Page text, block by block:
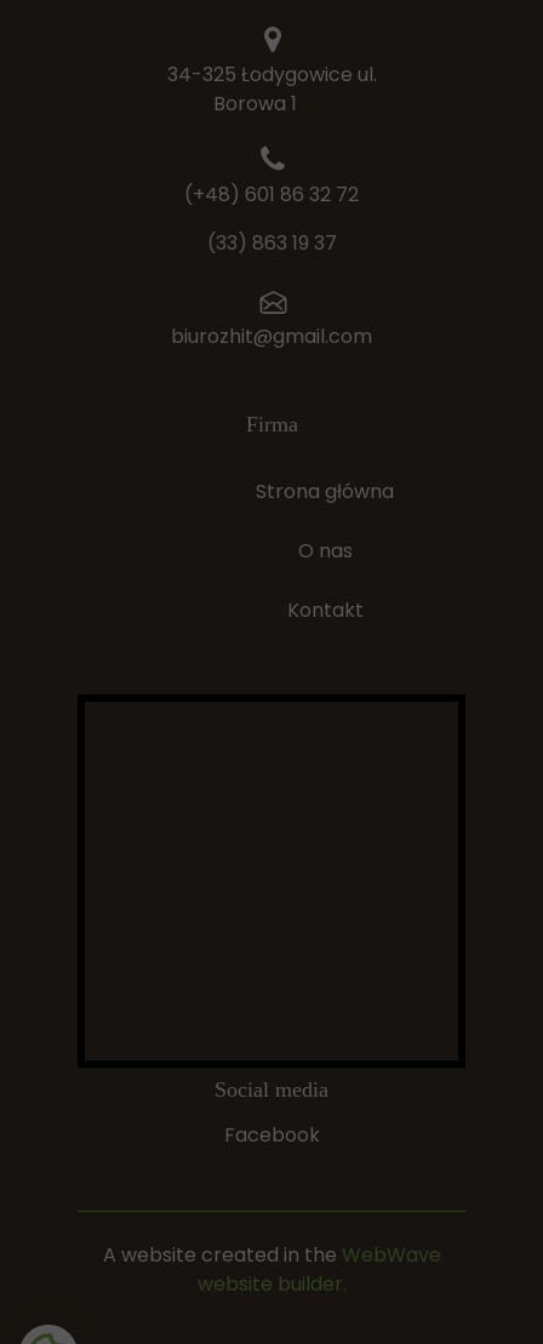
(+48) 601 86 32 72
(33) 863 19 37
biurozhit@gmail.com
34-325 Łodygowice ul.
Borowa 1
Firma
Strona główna
O nas
Kontakt
Social media
Facebook
A website created in the WebWave
website builder.